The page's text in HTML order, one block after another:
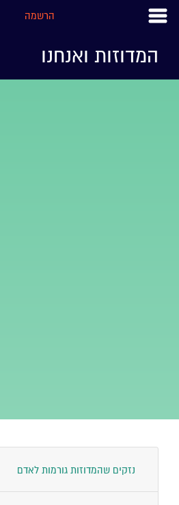
הרשמה
המדוזות ואנחנו
נזקים שהמדוזות גורמות לאדם